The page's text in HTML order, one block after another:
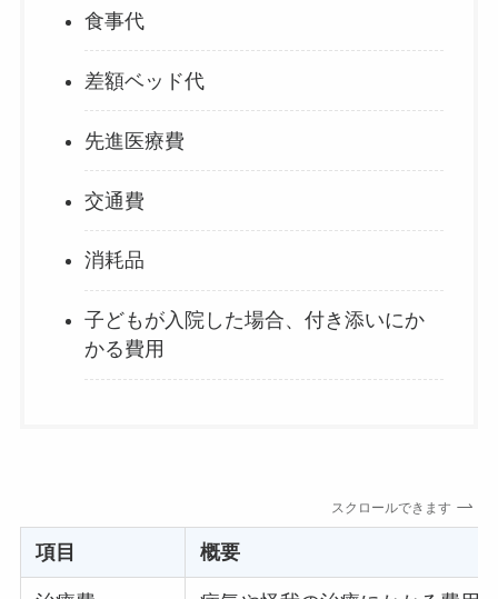
食事代
差額ベッド代
先進医療費
交通費
消耗品
子どもが入院した場合、付き添いにか
かる費用
スクロールできます
項目 概要